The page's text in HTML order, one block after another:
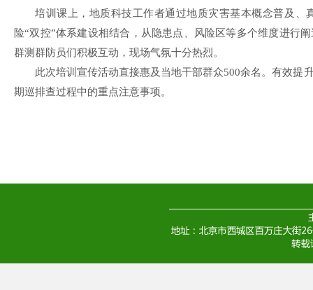
培训课上，地质科技工作者通过地质灾害基本概念普及
险“双控”体系建设相结合，从隐患点、风险区等多个维度进行
群测群防员们积极互动，现场气氛十分热烈。
此次培训宣传活动直接惠及当地干部群众500余名。有效提
期巡排查过程中的重点注意事项。